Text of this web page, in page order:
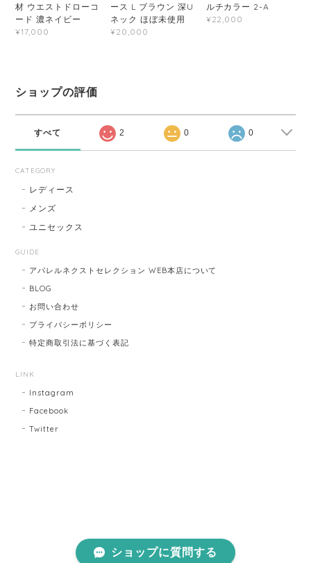
材 ウエストドローコ
ード 濃ネイビー
¥17,000
ース L ブラウン 深U
ネック ほぼ未使用
¥20,000
ルチカラー 2-A
¥22,000
ショップの評価
すべて 2 0 0
CATEGORY
レディース
メンズ
ユニセックス
GUIDE
アパレルネクストセレクション WEB本店について
BLOG
お問い合わせ
プライバシーポリシー
特定商取引法に基づく表記
LINK
Instagram
Facebook
Twitter
ショップに質問する